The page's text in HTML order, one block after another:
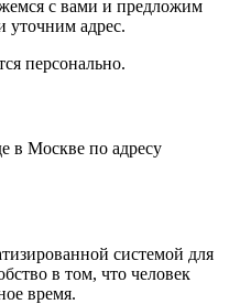
с вами и предложим
уточним адрес.
персонально.
в Москве по адресу
системой для
в том, что человек
время.